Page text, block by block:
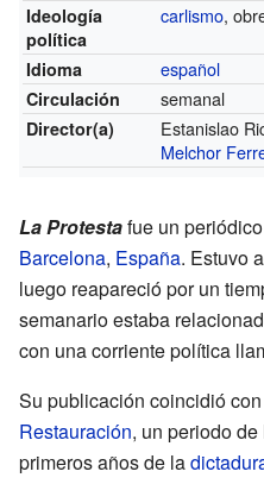
Ideología
política
carlismo,
Idioma español
Circulación semanal
Director(a)
Estanislao
Melchor
La Protestafue un
Barcelona, España. Estuvo
luego reapareció por un
semanario estaba
con una corriente política
Su publicación coincidió
Restauración, un periodo
primeros años de la